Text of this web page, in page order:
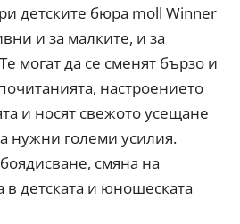
детските бюра moll Winner
и за малките, и за
могат да се сменят бързо и
настроението
и носят свежото усещане
нужни големи усилия.
смяна на
детската и юношеската